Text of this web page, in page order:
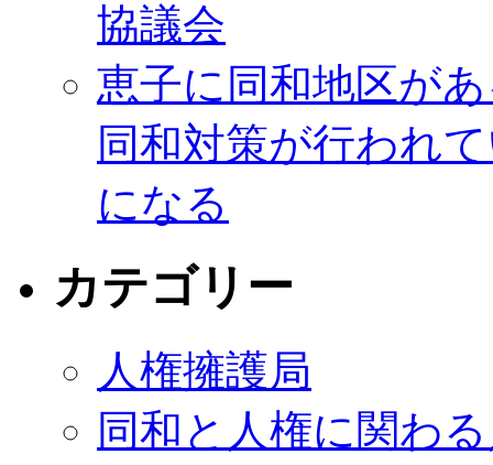
協議会
恵子に同和地区が
同和対策が行われ
になる
カテゴリー
人権擁護局
同和と人権に関わ